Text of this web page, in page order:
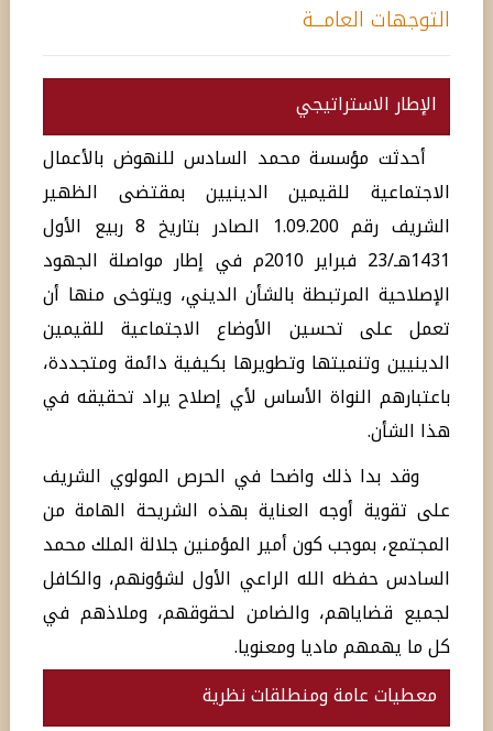
التوجهات العامـــة
الإطار الاستراتيجي
أحدثت مؤسسة محمد السادس للنهوض بالأعمال
الاجتماعية للقيمين الدينيين بمقتضى الظهير
الشريف رقم 1.09.200 الصادر بتاريخ 8 ربيع الأول
1431هـ/23 فبراير 2010م في إطار مواصلة الجهود
الإصلاحية المرتبطة بالشأن الديني، ويتوخى منها أن
تعمل على تحسين الأوضاع الاجتماعية للقيمين
الدينيين وتنميتها وتطويرها بكيفية دائمة ومتجددة،
باعتبارهم النواة الأساس لأي إصلاح يراد تحقيقه في
هذا الشأن.
وقد بدا ذلك واضحا في الحرص المولوي الشريف
على تقوية أوجه العناية بهذه الشريحة الهامة من
المجتمع، بموجب كون أمير المؤمنين جلالة الملك محمد
السادس حفظه الله الراعي الأول لشؤونهم، والكافل
لجميع قضاياهم، والضامن لحقوقهم، وملاذهم في
كل ما يهمهم ماديا ومعنويا.
معطيات عامة ومنطلقات نظرية